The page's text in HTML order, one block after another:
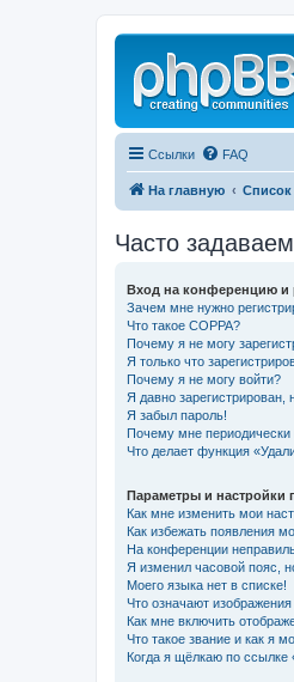
Ссылки FAQ
На главную
Часто
Вход на конференцию и
Зачем мне нужно
Что такое COPPA?
Почему я не могу
Я только что
Почему я не могу войти?
Я давно зарегистрирован,
Я забыл пароль!
Почему мне периодически
Что делает функция
Параметры и настройки
Как мне изменить мои
Как избежать появления
На конференции
Я изменил часовой пояс,
Моего языка нет в списке!
Что означают
Как мне включить
Что такое звание и как я
Когда я щёлкаю по ссылке